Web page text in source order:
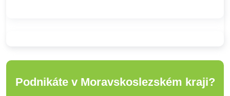
Podnikáte v Moravskoslezském kraji?